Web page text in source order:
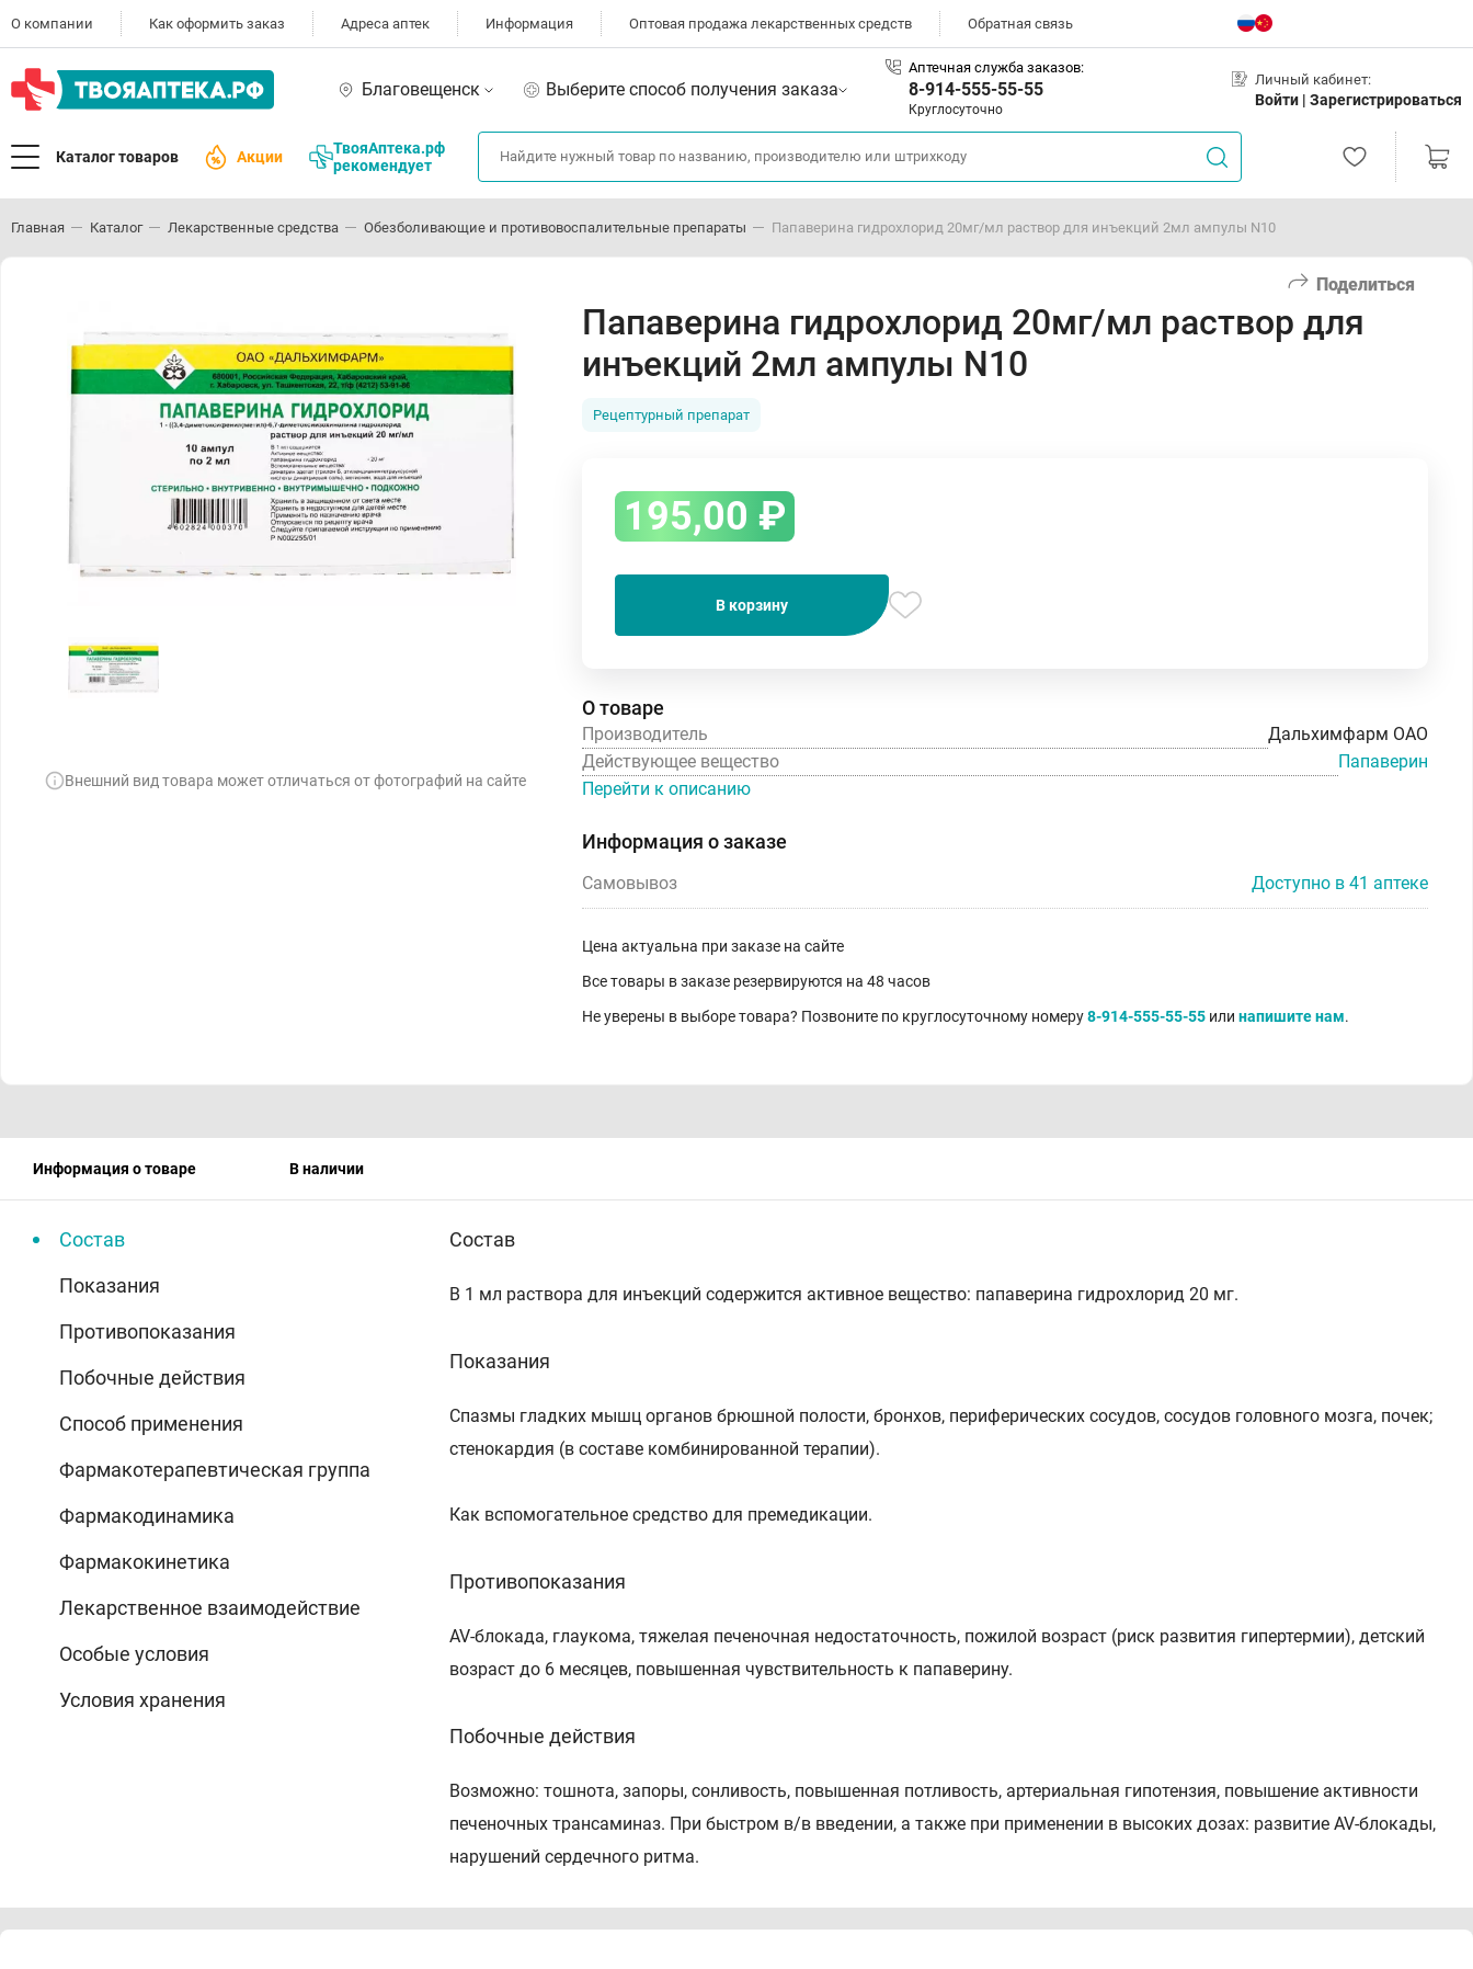
О компании Как оформить заказ Адреса аптек Информация Оптовая продажа лекарственных средств Обратная связь
Благовещенск Выберите способ получения заказа
Аптечная служба заказов:
8-914-555-55-55
Круглосуточно
Личный кабинет:
Войти | Зарегистрироваться
Каталог товаров Акции
ТвояАптека.рф
рекомендует
Главная Каталог Лекарственные средства Обезболивающие и противовоспалительные препараты Папаверина гидрохлорид 20мг/мл раствор для инъекций 2мл ампулы N10
Поделиться
Внешний вид товара может отличаться от фотографий на сайте
Папаверина гидрохлорид 20мг/мл раствор для
инъекций 2мл ампулы N10
Рецептурный препарат
195,00 ₽
В корзину
О товаре
Производитель
Дальхимфарм ОАО
Действующее вещество
Папаверин
Перейти к описанию
Информация о заказе
Самовывоз Доступно в 41 аптеке
Цена актуальна при заказе на сайте
Все товары в заказе резервируются на 48 часов
Не уверены в выборе товара? Позвоните по круглосуточному номеру8-914-555-55-55 или напишите нам.
Информация о товаре В наличии
Состав
Показания
Противопоказания
Побочные действия
Способ применения
Фармакотерапевтическая группа
Фармакодинамика
Фармакокинетика
Лекарственное взаимодействие
Особые условия
Условия хранения
Состав
В 1 мл раствора для инъекций содержится активное вещество: папаверина гидрохлорид 20 мг.
Показания
Спазмы гладких мышц органов брюшной полости, бронхов, периферических сосудов, сосудов головного мозга, почек;
стенокардия (в составе комбинированной терапии).
Как вспомогательное средство для премедикации.
Противопоказания
AV-блокада, глаукома, тяжелая печеночная недостаточность, пожилой возраст (риск развития гипертермии), детский
возраст до 6 месяцев, повышенная чувствительность к папаверину.
Побочные действия
Возможно: тошнота, запоры, сонливость, повышенная потливость, артериальная гипотензия, повышение активности
печеночных трансаминаз. При быстром в/в введении, а также при применении в высоких дозах: развитие AV-блокады,
нарушений сердечного ритма.